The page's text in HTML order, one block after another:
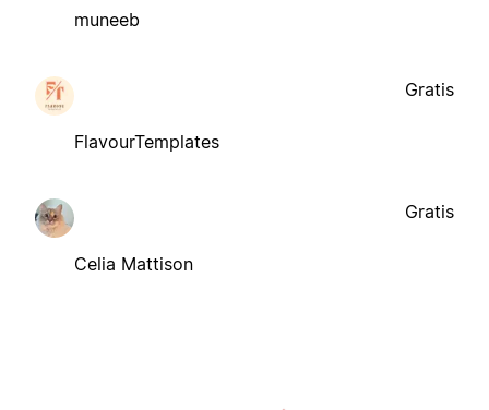
muneeb
FlavourTemplates
Gratis
Celia Mattison
Gratis